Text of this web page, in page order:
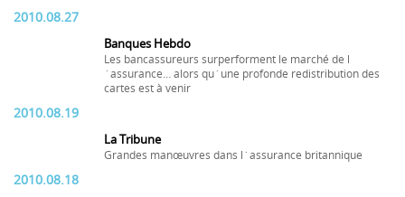
2010.08.27
Banques Hebdo
Les bancassureurs surperforment le marché de l
´assurance… alors qu´une profonde redistribution des
cartes est à venir
2010.08.19
La Tribune
Grandes manœuvres dans l´assurance britannique
2010.08.18